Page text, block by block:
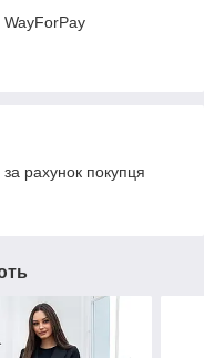
рахунок покупця